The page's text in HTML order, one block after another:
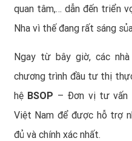
quan tâm,… dẫn đến triển
Nha vì thế đang rất sáng
Ngay từ bây giờ, các
chương trình đầu tư thị
hệ BSOP – Đơn vị tư vấn
Việt Nam để được hỗ trợ
đủ và chính xác nhất.